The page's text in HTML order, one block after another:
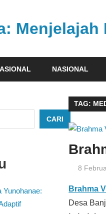
NASIONAL
TAG:
8
Brahma
Desa
CARI
Yunohanae: